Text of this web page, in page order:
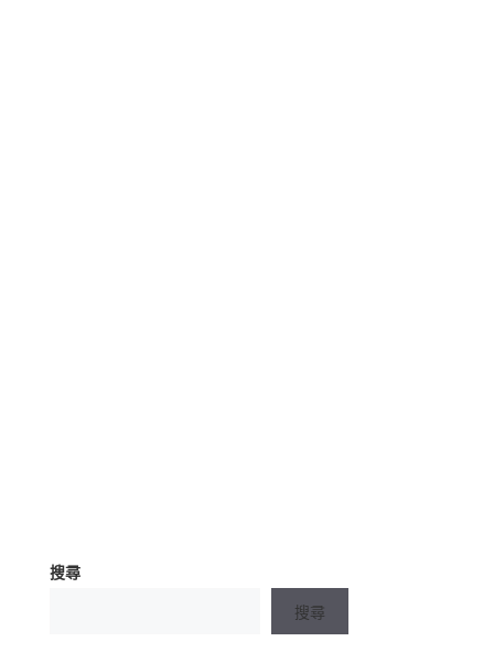
搜尋
搜尋